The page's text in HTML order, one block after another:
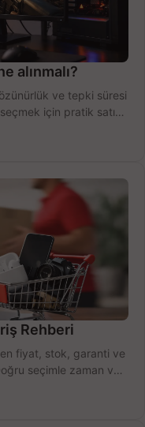
alınmalı?
ve tepki süresi
için pratik satın
Rehberi
fiyat, stok, garanti ve
seçimle zaman ve